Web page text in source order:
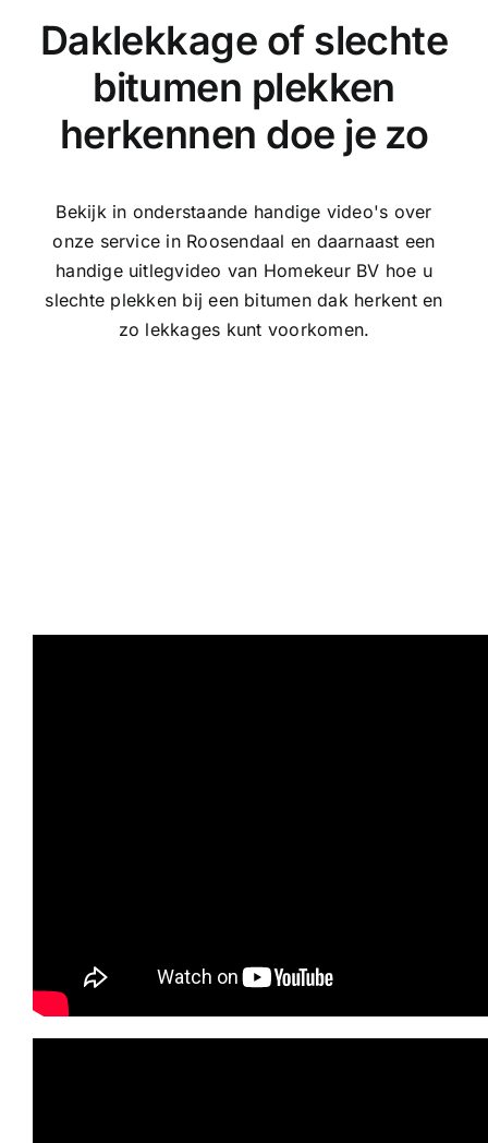
Daklekkage of slechte
bitumen plekken
herkennen doe je zo
Bekijk in onderstaande handige video's over
onze service in Roosendaal en daarnaast een
handige uitlegvideo van Homekeur BV hoe u
slechte plekken bij een bitumen dak herkent en
zo lekkages kunt voorkomen.